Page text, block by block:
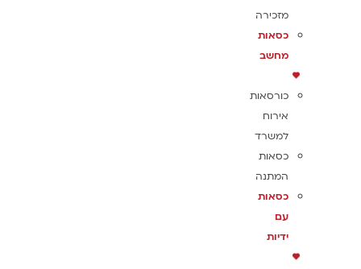
מזכירה
כסאות
מחשב
כורסאות
אירוח
למשרד
כסאות
המתנה
כסאות
עם
ידיות